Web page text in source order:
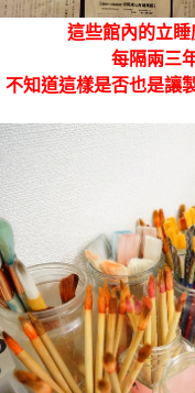
這些館內的立睡
每隔兩三
不知道這樣是否也是讓